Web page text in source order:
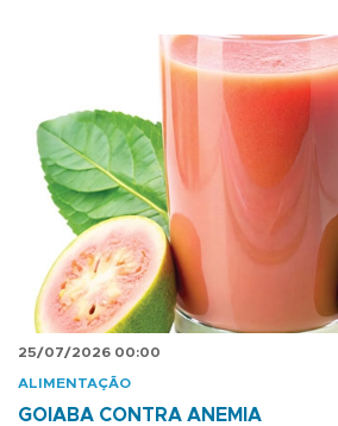
25/07/2026 00:00
ALIMENTAÇÃO
GOIABA CONTRA ANEMIA